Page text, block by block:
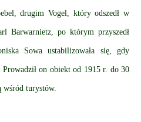
drugim Vogel, który odszedł w
Barwarnietz, po którym przyszedł
Sowa ustabilizowała się, gdy
on obiekt od 1915 r. do 30
wśród turystów.